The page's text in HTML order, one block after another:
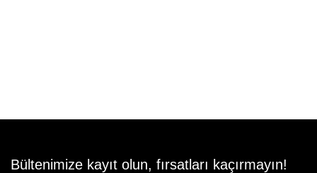
Bültenimize kayıt olun, fırsatları kaçırmayın!